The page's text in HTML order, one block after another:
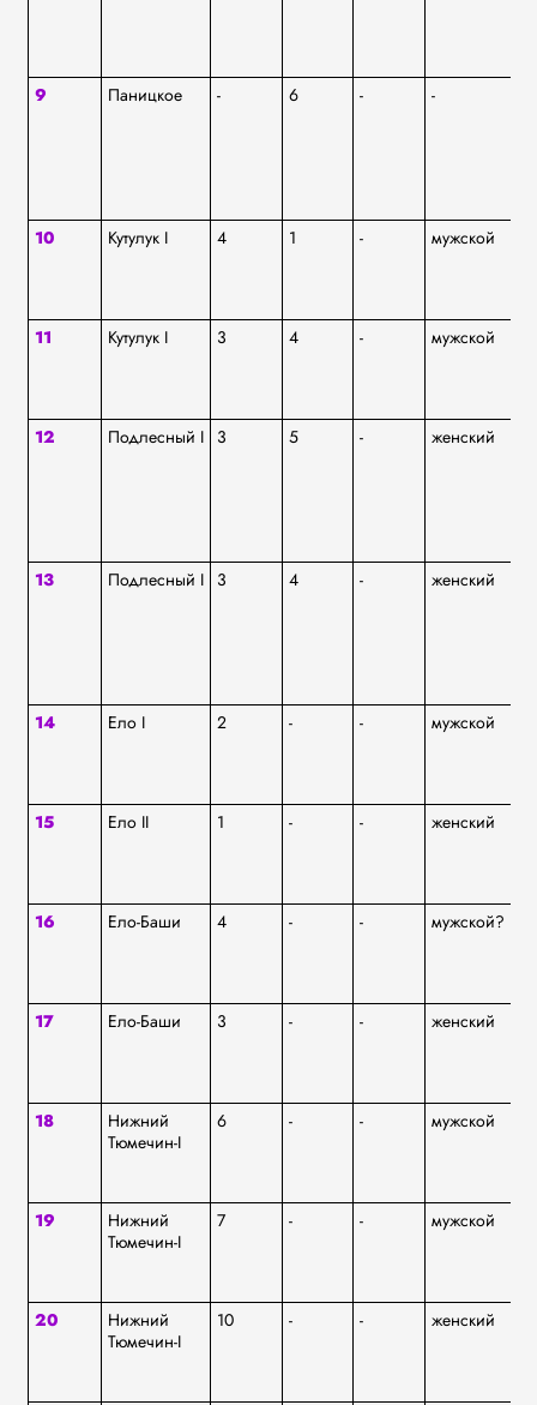
9 Паницкое - 6 - -
10 Кутулук I 4 1 - мужской
11 Кутулук I 3 4 - мужской
12 Подлесный I 3 5 - женский
13 Подлесный I 3 4 - женский
14 Ело I 2 - - мужской
15 Ело II 1 - - женский
16 Ело-Баши 4 - - мужской?
17 Ело-Баши 3 - - женский
18
Нижний
Тюмечин-I
6 - - мужской
19
Нижний
Тюмечин-I
7 - - мужской
20
Нижний
Тюмечин-I
10 - - женский